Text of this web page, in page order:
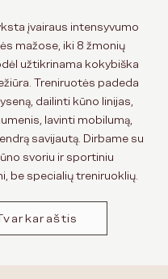
įvairaus intensyvumo
mažose, iki 8 žmonių
užtikrinama kokybiška
Treniruotės padeda
dailinti kūno linijas,
lavinti mobilumą,
savijautą. Dirbame su
svoriu ir sportiniu
be specialių treniruoklių.